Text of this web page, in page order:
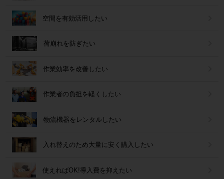
空間を有効活用したい
荷崩れを防ぎたい
作業効率を改善したい
作業者の負担を軽くしたい
物流機器をレンタルしたい
入れ替えのため大量に安く購入したい
使えればOK!導入費を抑えたい